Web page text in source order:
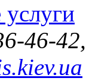
услуги
46-